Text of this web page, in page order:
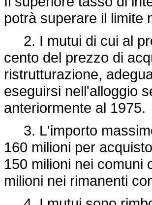
potrà superare il limite
2. I mutui di cui al
cento del prezzo di
ristrutturazione,
eseguirsi nell'alloggio
anteriormente al 1975.
3. L'importo
160 milioni per
150 milioni nei comuni
milioni nei rimanenti